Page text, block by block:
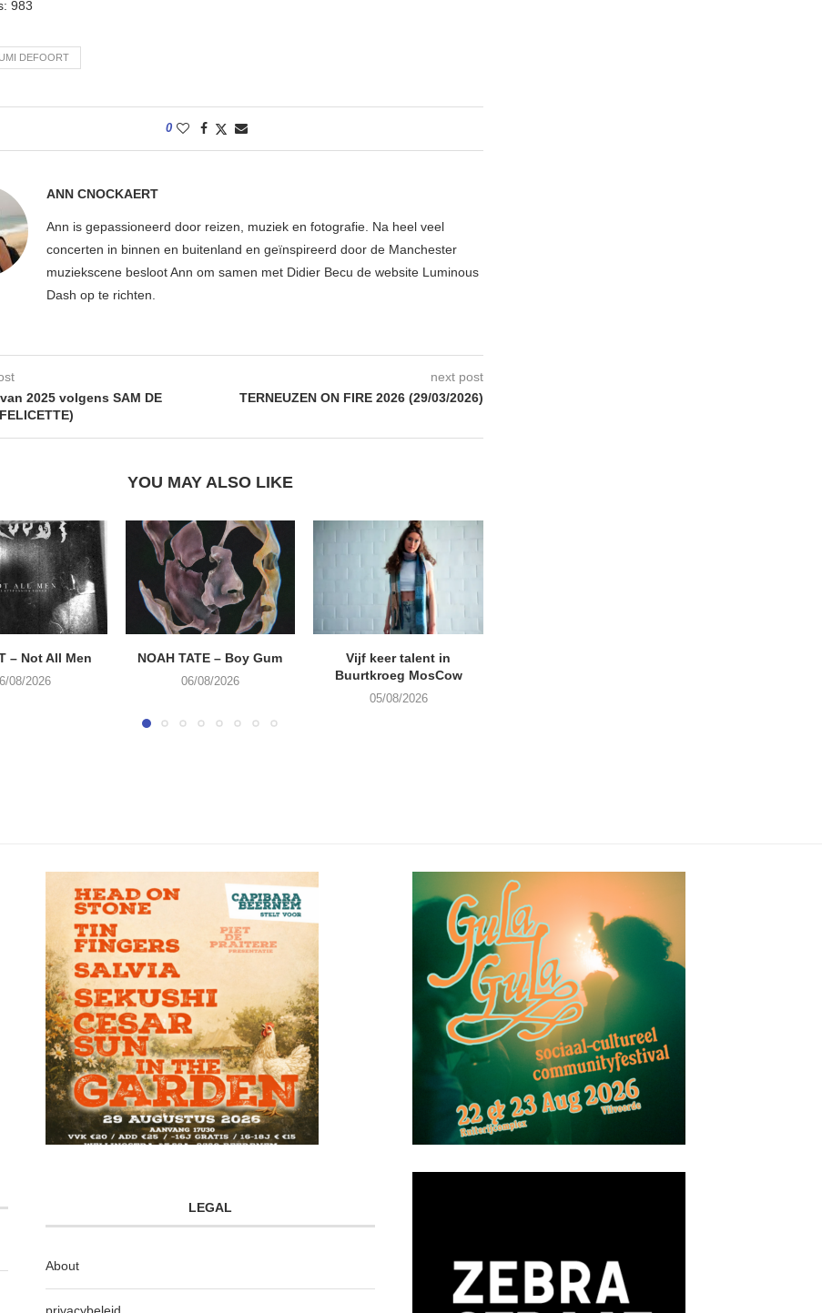
983
UMI DEFOORT
0
ANN CNOCKAERT
Ann is gepassioneerd door reizen, muziek en fotografie. Na heel veel
concerten in binnen en buitenland en geïnspireerd door de Manchester
muziekscene besloot Ann om samen met Didier Becu de website Luminous
Dash op te richten.
2025 volgens SAM DE
next post
TERNEUZEN ON FIRE 2026 (29/03/2026)
YOU MAY ALSO LIKE
– Not All Men
08/2026
NOAH TATE – Boy Gum
06/08/2026
Vijf keer talent in
Buurtkroeg MosCow
05/08/2026
LEGAL
About